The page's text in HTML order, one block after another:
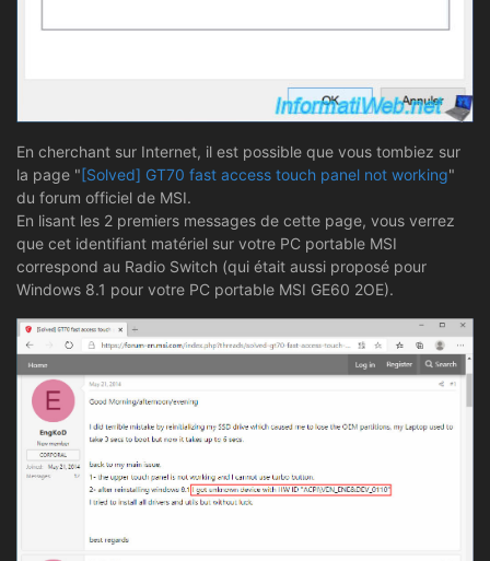
En cherchant sur Internet, il est possible que vous tombiez sur
la page "[Solved] GT70 fast access touch panel not working"
du forum officiel de MSI.
En lisant les 2 premiers messages de cette page, vous verrez
que cet identifiant matériel sur votre PC portable MSI
correspond au Radio Switch (qui était aussi proposé pour
Windows 8.1 pour votre PC portable MSI GE60 2OE).